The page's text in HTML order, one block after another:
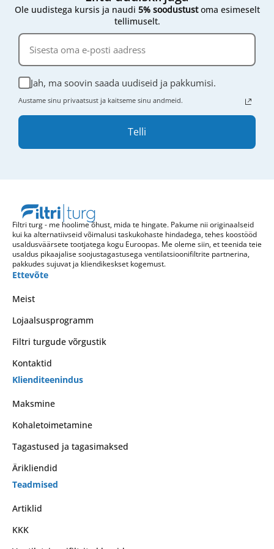
Ole uudistega kursis ja naudi 5% soodustustoma esimeselt
tellimuselt.
Jah, ma soovin saada uudiseid ja pakkumisi.
Austame sinu privaatsust ja kaitseme sinu andmeid.
Telli
Filtri turg - me hoolime õhust, mida te hingate. Pakume nii originaalseid
kui ka alternatiivseid võimalusi taskukohaste hindadega, tehes koostööd
usaldusväärsete tootjatega kogu Euroopas. Me oleme siin, et teenida teie
usaldus pikaajalise soojustagastusega ventilatsioonifiltrite partnerina,
pakkudes sujuvat ja kliendikeskset kogemust.
Ettevõte
Meist
Lojaalsusprogramm
Filtri turgude võrgustik
Kontaktid
Klienditeenindus
Maksmine
Kohaletoimetamine
Tagastused ja tagasimaksed
Ärikliendid
Teadmised
Artiklid
KKK